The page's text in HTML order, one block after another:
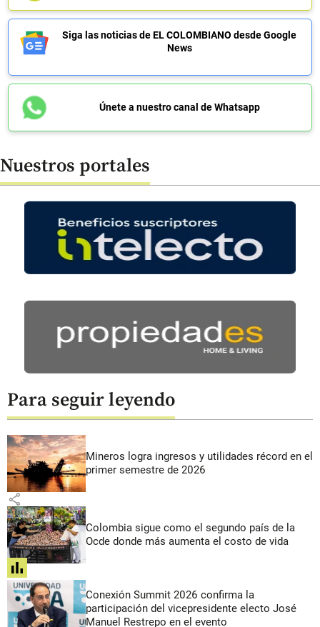
Siga las noticias de EL COLOMBIANO desde Google
News
Únete a nuestro canal de Whatsapp
Nuestros portales
Para seguir leyendo
Mineros logra ingresos y utilidades récord en el
primer semestre de 2026
share
Colombia sigue como el segundo país de la
Ocde donde más aumenta el costo de vida
share
Conexión Summit 2026 confirma la
participación del vicepresidente electo José
Manuel Restrepo en el evento